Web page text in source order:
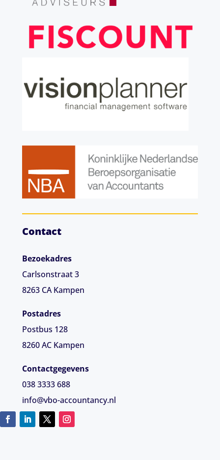
Contact
Bezoekadres
Carlsonstraat 3
8263 CA Kampen
Postadres
Postbus 128
8260 AC Kampen
Contactgegevens
038 3333 688
info@vbo-accountancy.nl